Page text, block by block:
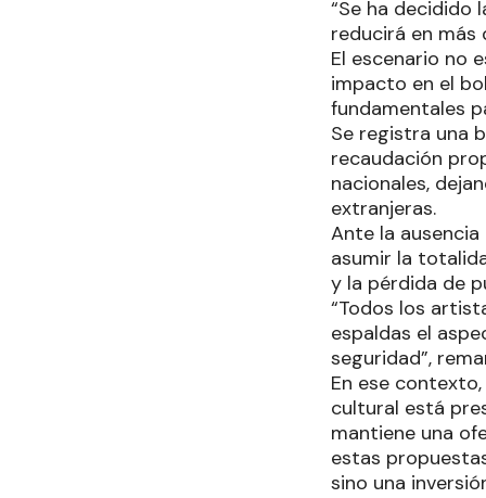
“Se ha decidido
reducirá en más
El escenario no
impacto en el
fundamentales
Se registra una
recaudación
nacionales,
extranjeras.
Ante la
asumir la
y la pérdida de
“Todos los
espaldas el
seguridad”,
En ese
cultural está
mantiene una
estas
sino una